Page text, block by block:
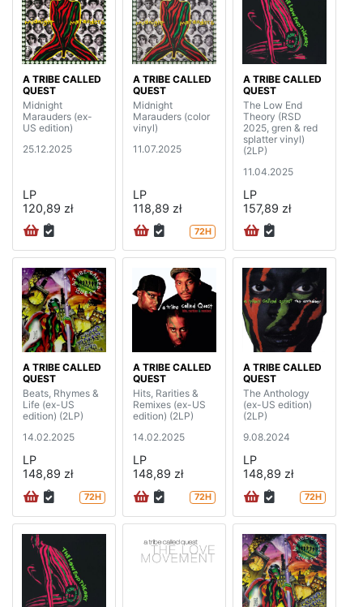
A TRIBE CALLED
QUEST
Midnight
Marauders (ex-
US edition)
25.12.2025
LP
120,89 zł
A TRIBE CALLED
QUEST
Midnight
Marauders (color
vinyl)
11.07.2025
LP
118,89 zł
72H
A TRIBE CALLED
QUEST
The Low End
Theory (RSD
2025, gren & red
splatter vinyl)
(2LP)
11.04.2025
LP
157,89 zł
A TRIBE CALLED
QUEST
Beats, Rhymes &
Life (ex-US
edition) (2LP)
14.02.2025
LP
148,89 zł
72H
A TRIBE CALLED
QUEST
Hits, Rarities &
Remixes (ex-US
edition) (2LP)
14.02.2025
LP
148,89 zł
72H
A TRIBE CALLED
QUEST
The Anthology
(ex-US edition)
(2LP)
9.08.2024
LP
148,89 zł
72H